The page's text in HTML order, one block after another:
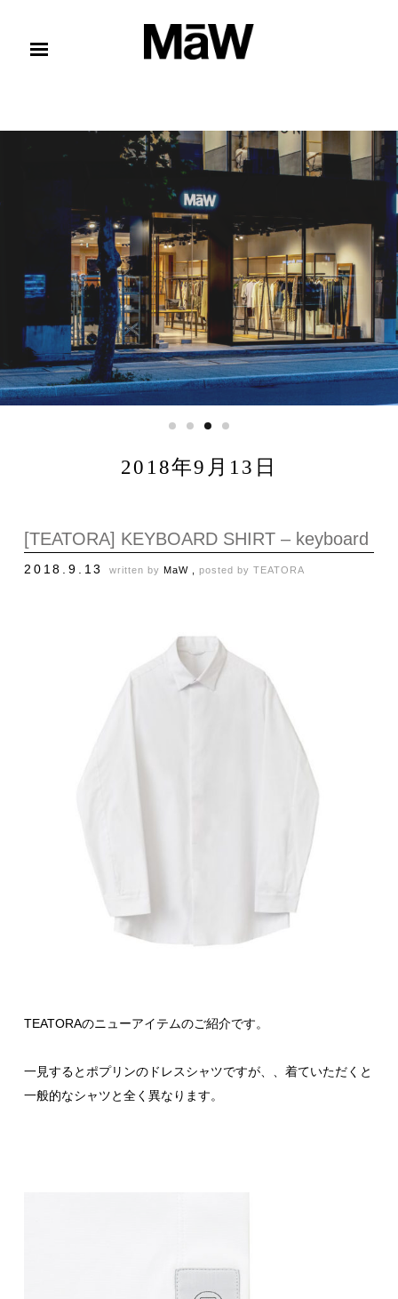
2018年9月13日
[TEATORA] KEYBOARD SHIRT – keyboard
2018.9.13 written by MaW , posted by TEATORA
TEATORAのニューアイテムのご紹介です。
一見するとポプリンのドレスシャツですが、、着ていただくと
一般的なシャツと全く異なります。